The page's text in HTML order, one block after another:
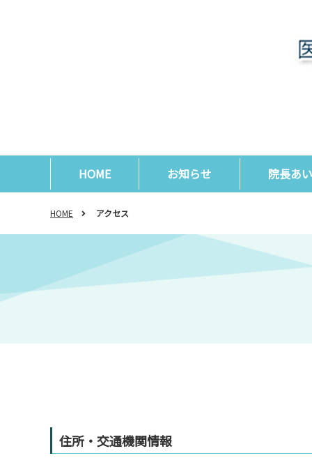
HOME お知らせ 院長あ
HOME アクセス
住所・交通機関情報